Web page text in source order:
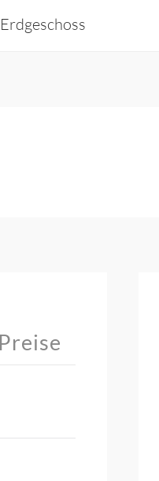
Erdgeschoss